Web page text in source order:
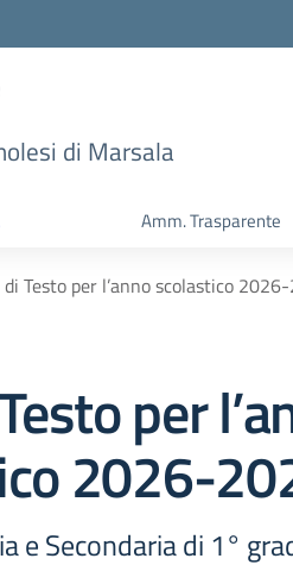
di Marsala
Amm. Trasparente
Testo per l’anno scolastico
per
2026-
e Secondaria di 1°